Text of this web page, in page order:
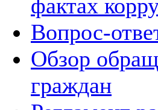
фактах
Вопрос-
Обзор
граждан